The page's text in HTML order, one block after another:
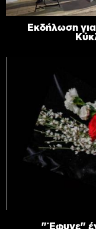
Εκδήλωση
"Έφυγε"